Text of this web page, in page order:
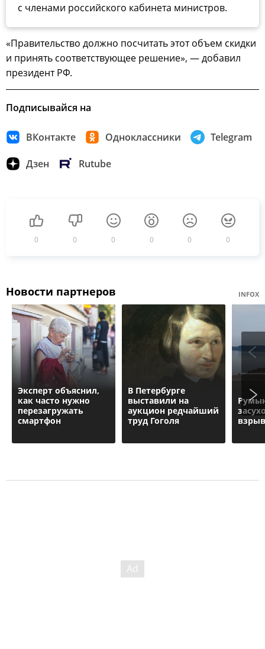
с членами российского кабинета министров.
«Правительство должно посчитать этот объем скидки
и принять соответствующее решение», — добавил
президент РФ.
Подписывайся на
ВКонтакте Одноклассники Telegram
Дзен Rutube
0 0 0 0 0 0
Новости партнеров INFOX
Эксперт объяснил,
как часто нужно
перезагружать
смартфон
В Петербурге
выставили на
аукцион редчайший
труд Гоголя